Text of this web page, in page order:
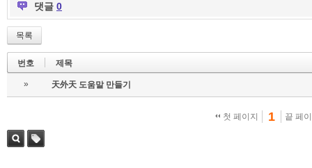
댓글 0
목록
번호 제목
» 天外天 도움말 만들기
첫 페이지 1 끝 페